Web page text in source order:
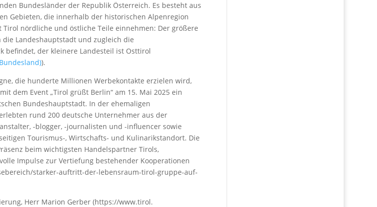
Bundesländer der Republik Österreich. Es besteht aus
Gebieten, die innerhalb der historischen Alpenregion
nördliche und östliche Teile einnehmen: Der größere
Landeshauptstadt und zugleich die
befindet, der kleinere Landesteil ist Osttirol
).
die hunderte Millionen Werbekontakte erzielen wird,
dem Event „Tirol grüßt Berlin“ am 15. Mai 2025 ein
Bundeshauptstadt. In der ehemaligen
rund 200 deutsche Unternehmer aus der
-blogger, -journalisten und -influencer sowie
Tourismus-, Wirtschafts- und Kulinarikstandort. Die
beim wichtigsten Handelspartner Tirols,
Impulse zur Vertiefung bestehender Kooperationen
starker-auftritt-der-lebensraum-tirol-gruppe-auf-
Herr Marion Gerber (https://www.tirol.